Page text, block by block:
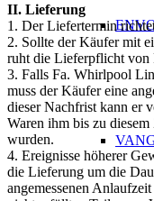
II. Lieferung
1. Der Liefertermin
2. Sollte der Käufer mit
ruht die Lieferpflicht
3. Falls Fa. Whirlpool
muss der Käufer eine
dieser Nachfrist kann er
Waren ihm bis zu
wurden.
4. Ereignisse höherer
die Lieferung um die
angemessenen